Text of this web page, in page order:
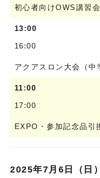
初心者向けOWS講習会
13:00
16:00
アクアスロン大会（中
11:00
17:00
EXPO・参加記念品引
2025年7月6日（日）